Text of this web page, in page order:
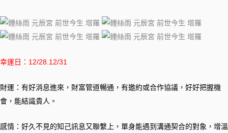
幸運日：12/28.12/31
財運：有好消息進來，財富管道暢通，有邀約或合作協議，好好把握機
會，能結識貴人。
感情：好久不見的知己訊息又聯繫上，單身能遇到溝通契合的對象，增溫